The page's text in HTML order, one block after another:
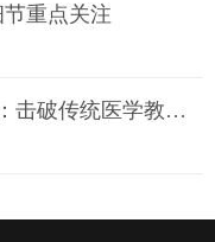
重点关注
医疗教育仿真动画定制实战手册：击破传统医学教育7大痛点